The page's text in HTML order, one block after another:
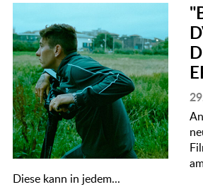
Diese kann in jedem...